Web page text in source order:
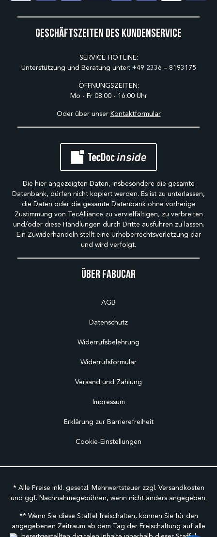
Über Fabucar
AGB
Datenschutz
Widerrufsbelehrung
Widerrufsformular
Versand und Zahlung
Impressum
Erklärung zur Barrierefreiheit
Cookie-Einstellungen
Geschäftszeiten des Kundenservice
SERVICE-HOTLINE:
Unterstützung und Beratung unter: +49 2336 – 8193175
ÖFFNUNGSZEITEN:
Mo - Fr 08:00 - 16:00 Uhr
Oder über unser Kontaktformular
Die hier angezeigten Daten, insbesondere die gesamte
Datenbank, dürfen nicht kopiert werden. Es ist zu unterlassen,
die Daten oder die gesamte Datenbank ohne vorherige
Zustimmung von TecAlliance zu vervielfältigen, zu verbreiten
und/oder diese Handlungen durch Dritte ausführen zu lassen.
Ein Zuwiderhandeln stellt eine Urheberrechtsverletzung dar
und wird verfolgt.
* Alle Preise inkl. gesetzl. Mehrwertsteuer zzgl. Versandkosten
und ggf. Nachnahmegebühren, wenn nicht anders angegeben.
** Wenn Sie diese Staffel freischalten, können Sie für den
angegebenen Zeitraum ab dem Tag der Freischaltung auf alle